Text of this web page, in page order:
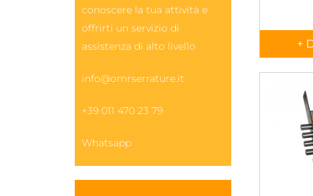
conoscere la tua attività e
offrirti un servizio di
assistenza di alto livello
info@omrserrature.it
+39 011 470 23 79
Whatsapp
+